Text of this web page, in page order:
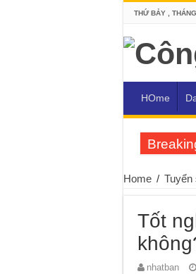
THỨ BẢY ,
HOme
Home / Tuyển
Tốt
nhatban